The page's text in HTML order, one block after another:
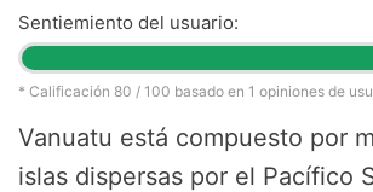
Sentiemiento del usuario:
* Calificación 80 / 100 basado en 1 opiniones de
Vanuatu está compuesto por
islas dispersas por el Pacífico